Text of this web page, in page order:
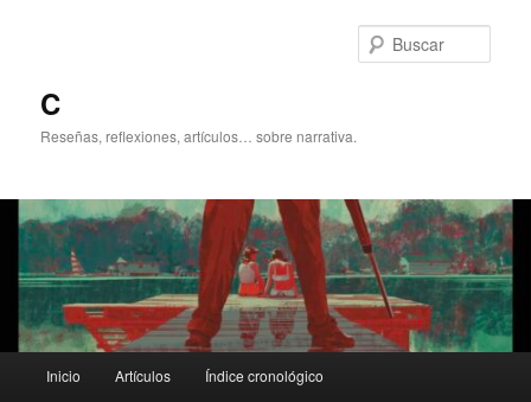
C
Reseñas, reflexiones, artículos… sobre narrativa.
principal
Inicio Artículos Índice cronológico